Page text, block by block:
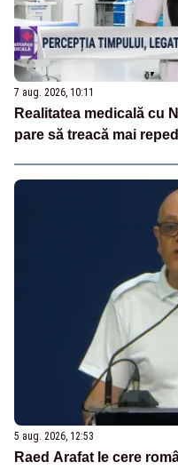
7 aug. 2026, 10:11
Realitatea medicală cu
pare să treacă mai
5 aug. 2026, 12:53
Raed Arafat le cere